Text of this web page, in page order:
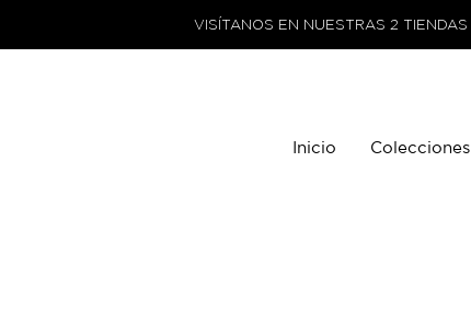
VISÍTANOS EN NUESTRAS 2
Inicio Colecciones